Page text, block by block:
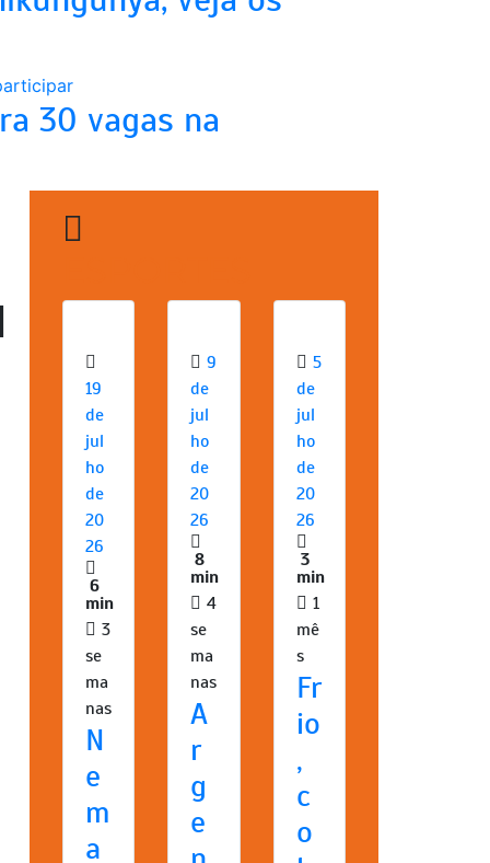
30 vagas na
19
de
jul
ho
de
20
26
6
min
3
se
ma
nas
N
e
m
a
9
de
jul
ho
de
20
26
8
min
4
se
ma
nas
A
r
g
e
5
de
jul
ho
de
20
26
3
min
1
mê
s
Fr
io
,
c
o